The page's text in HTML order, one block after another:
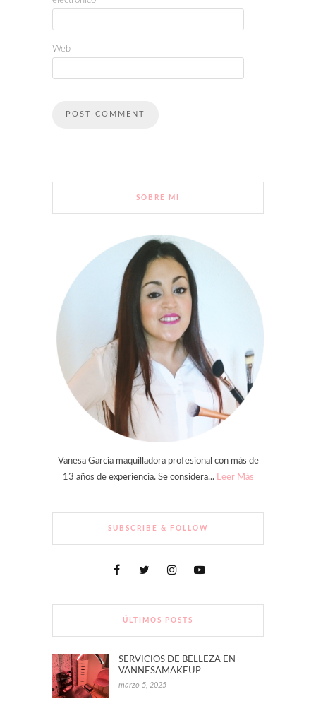
Web
SOBRE MI
Vanesa Garcia maquilladora profesional con más de
13 años de experiencia. Se considera... Leer Más
SUBSCRIBE & FOLLOW
ÚLTIMOS POSTS
SERVICIOS DE BELLEZA EN
VANNESAMAKEUP
marzo 5, 2025